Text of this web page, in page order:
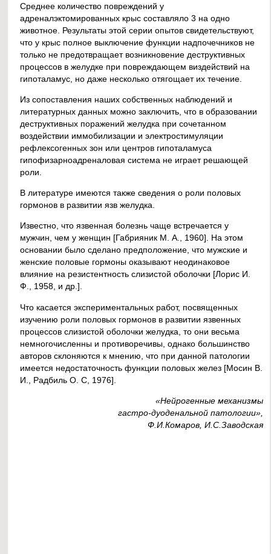
Среднее количество повреждений у
адреналэктомированных крыс составляло 3 на одно
животное. Результаты этой серии опытов свидетельствуют,
что у крыс полное выключение функции надпочечников не
только не предотвращает возникновение деструктивных
процессов в желудке при повреждающем виздействий на
гипоталамус, но даже несколько отягощает их течение.
Из сопоставления наших собственных наблюдений и
литературных данных можно заключить, что в образовании
деструктивных поражений желудка при сочетанном
воздействии иммобилизации и электростимуляции
рефлексогенных зон или центров гипоталамуса
гипофизарноадреналовая система не играет решающей
роли.
В литературе имеются также сведения о роли половых
гормонов в развитии язв желудка.
Известно, что язвенная болезнь чаще встречается у
мужчин, чем у женщин [Габрияник М. А., 1960]. На этом
основании было сделано предположение, что мужские и
женские половые гормоны оказывают неодинаковое
влияние на резистентность слизистой оболочки [Лорис И.
Ф., 1958, и др.].
Что касается экспериментальных работ, посвященных
изучению роли половых гормонов в развитии язвенных
процессов слизистой оболочки желудка, то они весьма
немногочисленны и противоречивы, однако большинство
авторов склоняются к мнению, что при данной патологии
имеется недостаточность функции половых желез [Мосин В.
И., Радбиль О. С, 1976].
«Нейрогенные механизмы
гастро-дуоденальной патологии»,
Ф.И.Комаров, И.С.Заводская